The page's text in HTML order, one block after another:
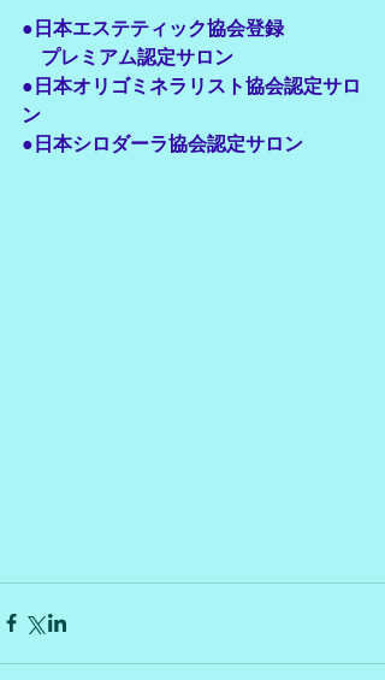
●日本エステティック協会登録
プレミアム認定サロン
●日本オリゴミネラリスト協会認定サロ
ン
●日本シロダーラ協会認定サロン